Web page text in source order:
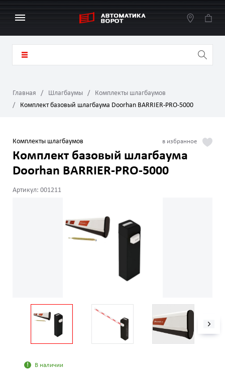
Главная Шлагбаумы
Комплекты шлагбаумов
Комплект базовый шлагбаума Doorhan BARRIER-PRO-5000
Комплекты шлагбаумов
Комплект базовый шлагбаума
Doorhan BARRIER-PRO-5000
Артикул: 001211
В наличии